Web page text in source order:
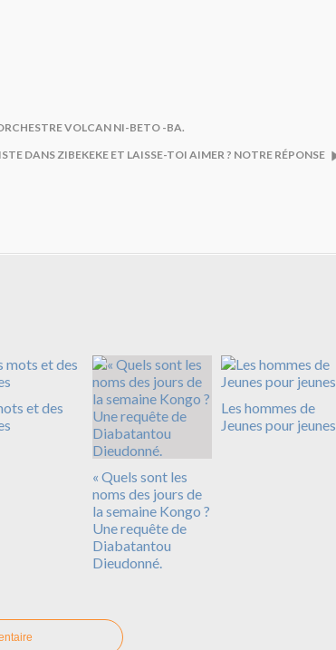
VOLCAN NI-BETO -BA.
DANS ZIBEKEKE ET LAISSE-TOI AIMER ? NOTRE RÉPONSE
et des
« Quels sont les
noms des jours de
la semaine Kongo ?
Une requête de
Diabatantou
Dieudonné.
Les hommes de
Jeunes pour jeunes